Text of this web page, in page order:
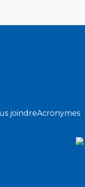
joindreAcronymes